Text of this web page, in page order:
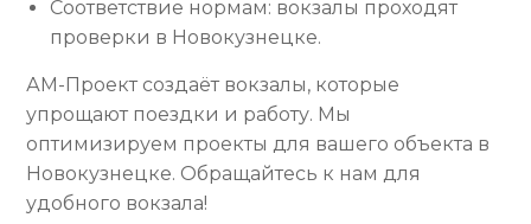
Соответствие нормам: вокзалы проходят
проверки в Новокузнецке.
АМ-Проект создаёт вокзалы, которые
упрощают поездки и работу. Мы
оптимизируем проекты для вашего объекта в
Новокузнецке. Обращайтесь к нам для
удобного вокзала!